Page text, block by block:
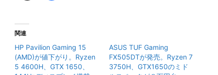
関連
HP Pavilion Gaming 15
(AMD)が値下がり。Ryzen
5 4600H、GTX 1650、
ASUS TUF Gaming
FX505DTが発売。Ryzen 7
3750H、GTX1650のミド